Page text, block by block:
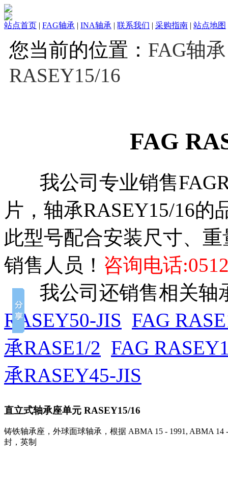
站点首页 | FAG轴承 | INA轴承 | 联系我们 | 采购指南 | 站点地图
您当前的位置： FAG轴承
RASEY15/16
FAG
我公司专业销售
片，轴承RASEY15/16
此型号配合安装尺寸、
销售人员！ 咨询电话
我公司还销售相关轴
RASEY50-JIS FAG
承RASE1/2 FAG
承RASEY45-JIS
直立式轴承座单元 RASEY15/16
铸铁轴承座，外球面球轴承，根据 ABMA 15 - 1991, ABMA 14
封，英制